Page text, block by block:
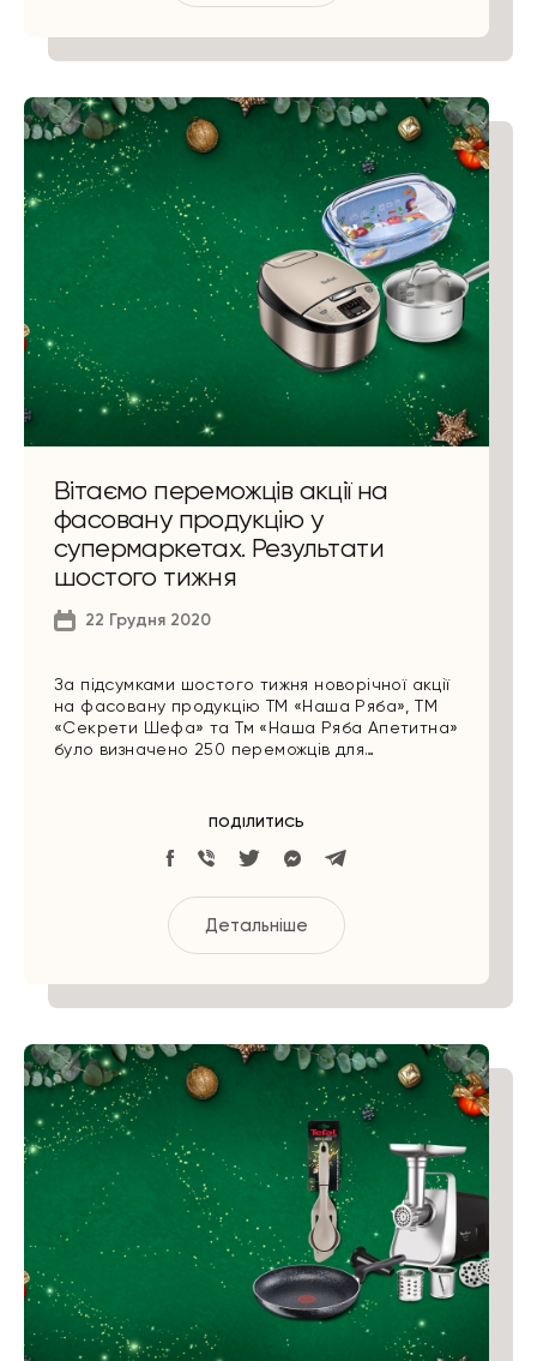
Вітаємо переможців акції на
фасовану продукцію у
супермаркетах. Результати
шостого тижня
22 Грудня 2020
За підсумками шостого тижня новорічної акції
на фасовану продукцію ТМ «Наша Ряба», ТМ
«Секрети Шефа» та Тм «Наша Ряба Апетитна»
було визначено 250 переможців для…
Детальніше
ПОДІЛИТИСЬ